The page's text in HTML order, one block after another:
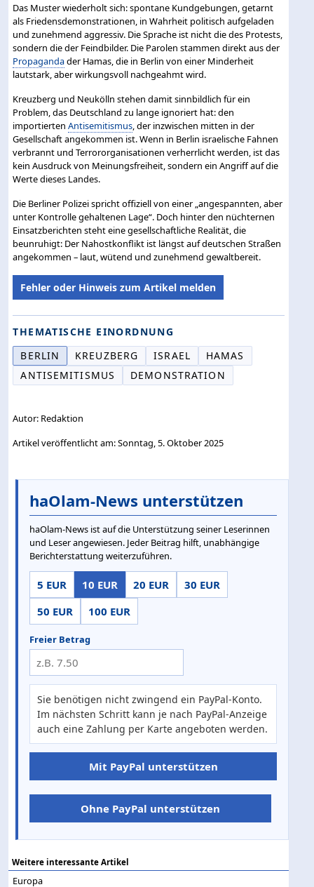
Das Muster wiederholt sich: spontane Kundgebungen, getarnt
als Friedensdemonstrationen, in Wahrheit politisch aufgeladen
und zunehmend aggressiv. Die Sprache ist nicht die des Protests,
sondern die der Feindbilder. Die Parolen stammen direkt aus der
Propagandader Hamas, die in Berlin von einer Minderheit
lautstark, aber wirkungsvoll nachgeahmt wird.
Kreuzberg und Neukölln stehen damit sinnbildlich für ein
Problem, das Deutschland zu lange ignoriert hat: den
importiertenAntisemitismus, der inzwischen mitten in der
Gesellschaft angekommen ist. Wenn in Berlin israelische Fahnen
verbrannt und Terrororganisationen verherrlicht werden, ist das
kein Ausdruck von Meinungsfreiheit, sondern ein Angriff auf die
Werte dieses Landes.
Die Berliner Polizei spricht offiziell von einer „angespannten, aber
unter Kontrolle gehaltenen Lage“. Doch hinter den nüchternen
Einsatzberichten steht eine gesellschaftliche Realität, die
beunruhigt: Der Nahostkonflikt ist längst auf deutschen Straßen
angekommen – laut, wütend und zunehmend gewaltbereit.
Fehler oder Hinweis zum Artikel melden
THEMATISCHE EINORDNUNG
BERLIN
KREUZBERG ISRAEL
HAMAS
ANTISEMITISMUS
DEMONSTRATION
Autor: Redaktion
Artikel veröffentlicht am: Sonntag, 5. Oktober 2025
haOlam-News unterstützen
haOlam-News ist auf die Unterstützung seiner Leserinnen
und Leser angewiesen. Jeder Beitrag hilft, unabhängige
Berichterstattung weiterzuführen.
5 EUR 10 EUR 20 EUR
30 EUR
50 EUR
100 EUR
Freier Betrag
Sie benötigen nicht zwingend ein PayPal-Konto.
Im nächsten Schritt kann je nach PayPal-Anzeige
auch eine Zahlung per Karte angeboten werden.
Mit PayPal unterstützen
Ohne PayPal unterstützen
Weitere interessante Artikel
Europa